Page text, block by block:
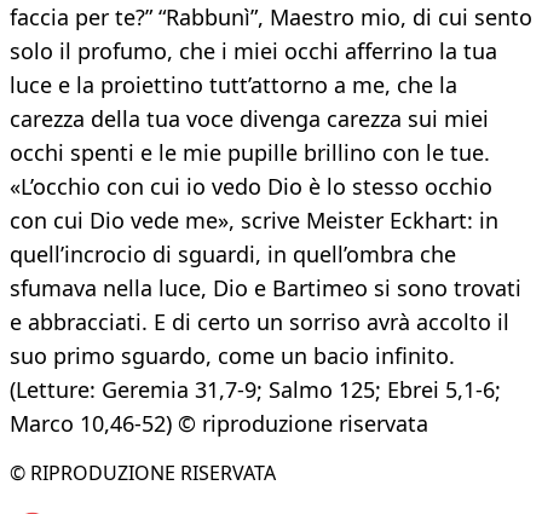
faccia per te?” “Rabbunì”, Maestro mio, di cui sento
solo il profumo, che i miei occhi afferrino la tua
luce e la proiettino tutt’attorno a me, che la
carezza della tua voce divenga carezza sui miei
occhi spenti e le mie pupille brillino con le tue.
«L’occhio con cui io vedo Dio è lo stesso occhio
con cui Dio vede me», scrive Meister Eckhart: in
quell’incrocio di sguardi, in quell’ombra che
sfumava nella luce, Dio e Bartimeo si sono trovati
e abbracciati. E di certo un sorriso avrà accolto il
suo primo sguardo, come un bacio infinito.
(Letture: Geremia 31,7-9; Salmo 125; Ebrei 5,1-6;
Marco 10,46-52) © riproduzione riservata
© RIPRODUZIONE RISERVATA